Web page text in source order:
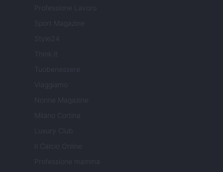
Professione Lavoro
Sport Magazine
Style24
Think.it
Tuobenessere
Viaggiamo
Nonne Magazine
Milano Cortina
Luxury Club
Il Calcio Online
Professione mamma